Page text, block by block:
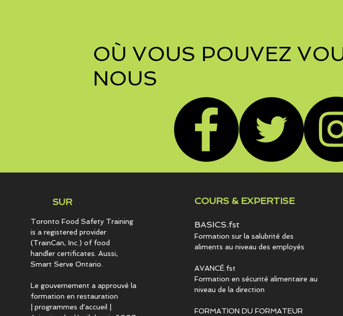
OÙ VOUS POUVEZ
NOUS
SUR
Toronto Food Safety Training
is a registered provider
(TrainCan, Inc.) of food
handler certificates. Aussi,
Smart Serve Ontario.
Le gouvernement a approuvé la
formation en restauration
| programmes d'accueil |
COURS & EXPERTISE
BASICS.fst
Formation sur la salubrité des
aliments au niveau des employés
AVANCÉ.fst
Formation en sécurité alimentaire au
niveau de la direction
FORMATION DU FORMATEUR